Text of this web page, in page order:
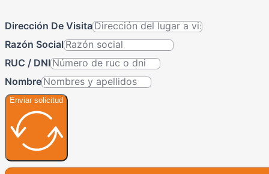
Dirección De Visita
Razón Social
RUC / DNI
Nombre
Enviar solicitud